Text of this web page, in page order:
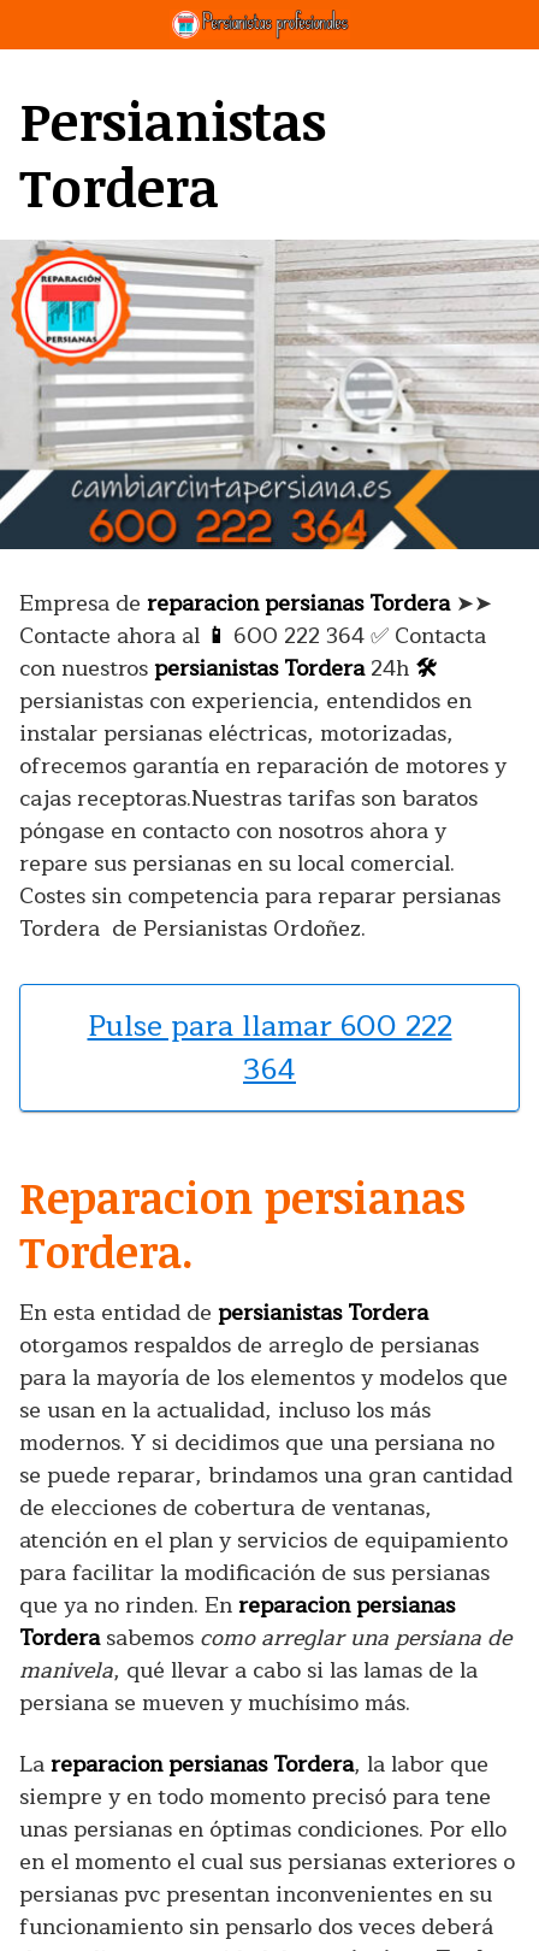
al
Persianistas
Tordera
Empresa de reparacion persianas Tordera➤➤
Contacte ahora al 📱 600 222 364✅ Contacta
con nuestrospersianistas Tordera24h 🛠️
persianistas con experiencia, entendidos en
instalar persianas eléctricas, motorizadas,
ofrecemos garantía en reparación de motores y
cajas receptoras.Nuestras tarifas son baratos
póngase en contacto con nosotros ahora y
repare sus persianas en su local comercial.
Costes sin competencia para reparar persianas
Tordera de Persianistas Ordoñez.
Pulse para llamar 600 222
364
Reparacion persianas
Tordera.
En esta entidad de persianistas Tordera
otorgamos respaldos de arreglo de persianas
para la mayoría de los elementos y modelos que
se usan en la actualidad, incluso los más
modernos. Y si decidimos que una persiana no
se puede reparar, brindamos una gran cantidad
de elecciones de cobertura de ventanas,
atención en el plan y servicios de equipamiento
para facilitar la modificación de sus persianas
que ya no rinden. Enreparacion persianas
Torderasabemos como arreglar una persiana de
manivela, qué llevar a cabo si las lamas de la
persiana se mueven y muchísimo más.
Lareparacion persianas Tordera, la labor que
siempre y en todo momento precisó para tene
unas persianas en óptimas condiciones. Por ello
en el momento el cual sus persianas exteriores o
persianas pvc presentan inconvenientes en su
funcionamiento sin pensarlo dos veces deberá